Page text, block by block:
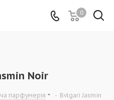
0
Noir
парфумерія - Bvlgari Jasmin